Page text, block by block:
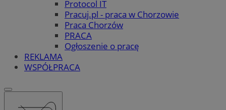
Protocol IT
Pracuj.pl - praca w Chorzowie
Praca Chorzów
PRACA
Ogłoszenie o pracę
REKLAMA
WSPÓŁPRACA